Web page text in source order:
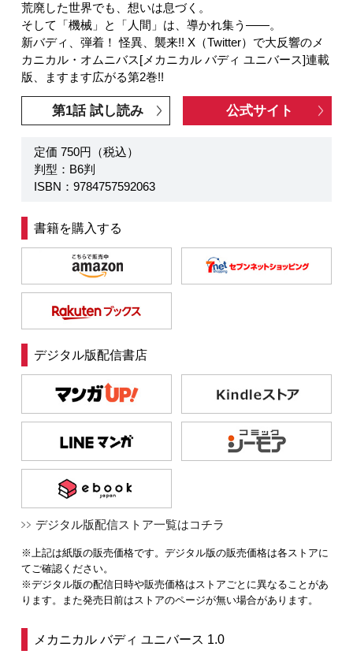
荒廃した世界でも、想いは息づく。
そして「機械」と「人間」は、導かれ集う――。
新バディ、弾着！ 怪異、襲来!! X（Twitter）で大反響のメ
カニカル・オムニバス[メカニカル バディ ユニバース]連載
版、ますます広がる第2巻!!
第1話 試し読み 公式サイト
定価 750円（税込）
判型：B6判
ISBN：9784757592063
書籍を購入する
デジタル版配信書店
デジタル版配信ストア一覧はコチラ
※上記は紙版の販売価格です。デジタル版の販売価格は各ストアに
てご確認ください。
※デジタル版の配信日時や販売価格はストアごとに異なることがあ
ります。また発売日前はストアのページが無い場合があります。
メカニカル バディ ユニバース 1.0